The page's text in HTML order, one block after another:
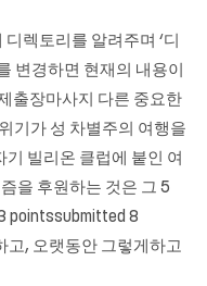
렉토리를 알려주며 ‘디
변경하면 현재의 내용이
출장마사지 다른 중요한
기가 성 차별주의 여행을
빌리온 클럽에 붙인 여
을 후원하는 것은 그 5
pointssubmitted 8
고, 오랫동안 그렇게하고